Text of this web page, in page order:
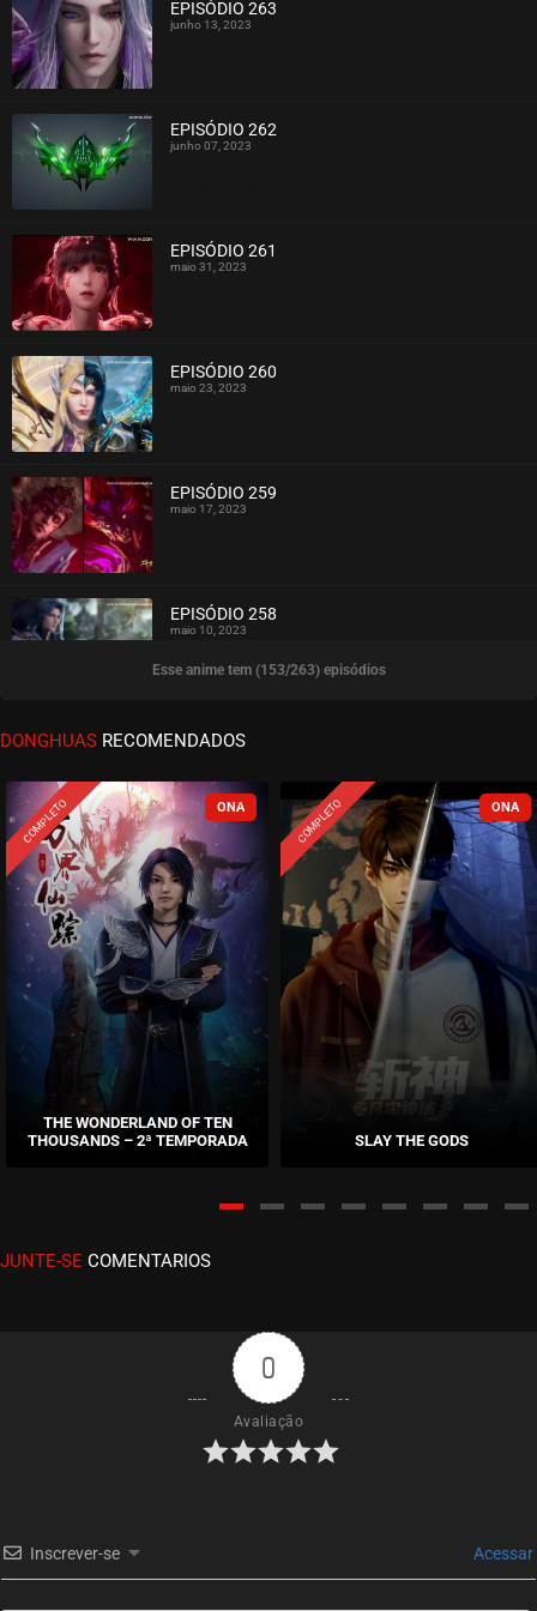
EPISÓDIO 263
junho 13, 2023
EPISÓDIO 262
junho 07, 2023
EPISÓDIO 261
maio 31, 2023
EPISÓDIO 260
maio 23, 2023
EPISÓDIO 259
maio 17, 2023
ASSISTIDO
EPISÓDIO 258
maio 10, 2023
ASSISTIDO
EPISÓDIO 257
ASSISTIDO
EPISÓDIO 256
abril 26, 2023
ASSISTIDO
EPISÓDIO 255
abril 19, 2023
abril 11, 2023
ASSISTIDO
EPISÓDIO 252
março 30, 2023
EPISÓDIO 251
EPISÓDIO 250
Esse anime tem (153/263) episódios
DONGHUAS RECOMENDADOS
COMPLETO
THE WONDERLAND OF TEN
THOUSANDS – 2ª TEMPORADA
COMPLETO
SLAY THE GODS
JUNTE-SE COMENTARIOS
0
Avaliação
Inscrever-se Acessar